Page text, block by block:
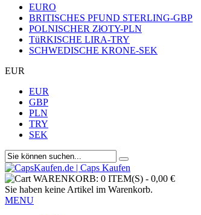
EURO
BRITISCHES PFUND STERLING-GBP
POLNISCHER ZłOTY-PLN
TüRKISCHE LIRA-TRY
SCHWEDISCHE KRONE-SEK
EUR
EUR
GBP
PLN
TRY
SEK
WARENKORB: 0 ITEM(S) - 0,00 €
Sie haben keine Artikel im Warenkorb.
MENU